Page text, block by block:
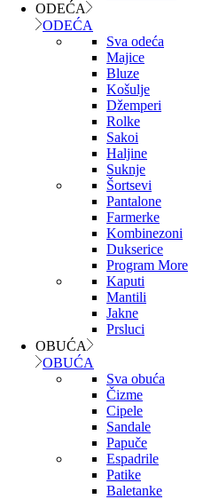
ODEĆA
ODEĆA
Sva odeća
Majice
Bluze
Košulje
Džemperi
Rolke
Sakoi
Haljine
Suknje
Šortsevi
Pantalone
Farmerke
Kombinezoni
Dukserice
Program More
Kaputi
Mantili
Jakne
Prsluci
OBUĆA
OBUĆA
Sva obuća
Čizme
Cipele
Sandale
Papuče
Espadrile
Patike
Baletanke